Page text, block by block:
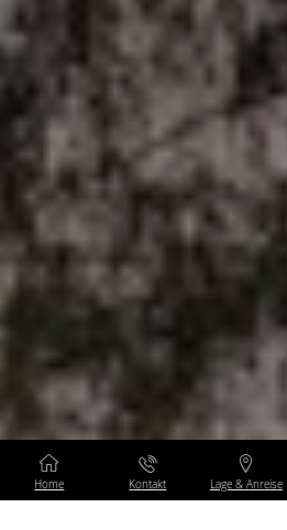
Home Kontakt Lage & Anreise